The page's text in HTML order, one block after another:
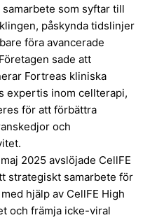
som syftar till
påskynda tidslinjer
föra avancerade
sade att
Fortreas kliniska
expertis inom cellterapi,
för att förbättra
och
2025 avslöjade CellFE
strategiskt samarbete för
hjälp av CellFE High
och främja icke-viral